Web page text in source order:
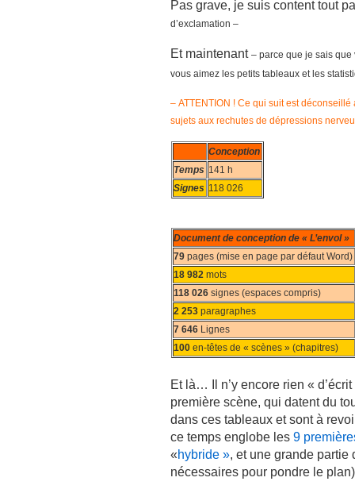
Pas grave, je suis content tout
d’exclamation –
Et maintenant– parce que je sais
vous aimez les petits tableaux et les
– ATTENTION ! Ce qui suit est
sujets aux rechutes de dépressions
Conception
Temps 141 h
Signes 118 026
Document de conception de « L’envol »
79 pages (mise en page par défaut Word)
18 982 mots
118 026 signes (espaces compris)
2 253 paragraphes
7 646 Lignes
100 en-têtes de « scènes » (chapitres)
Et là… Il n’y encore rien «
première scène, qui datent du
dans ces tableaux et sont à
ce temps englobe les9
«hybride », et une grande partie
nécessaires pour pondre le